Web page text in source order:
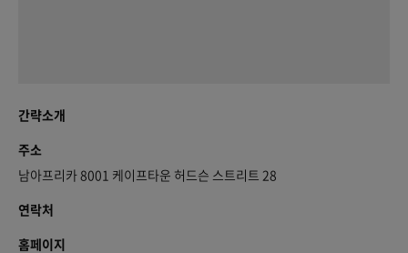
간략소개
주소
남아프리카 8001 케이프타운 허드슨 스트리트 28
연락처
홈페이지